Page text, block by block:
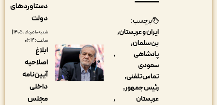
برچسب:
ایران و عربستان
بن سلمان
پادشاهی
تماس تلفنی
رئیس جمهور
عربستان
دستاوردهای
شنبه ۱۰ مرداد, ۱۴۰۵ |
ابلاغ
اصلاحیه
آیین‌نامه